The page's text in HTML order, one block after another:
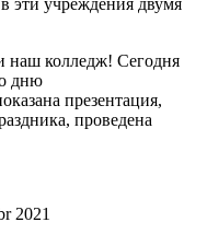
наш колледж! Сегодня
дню
презентация,
проведена